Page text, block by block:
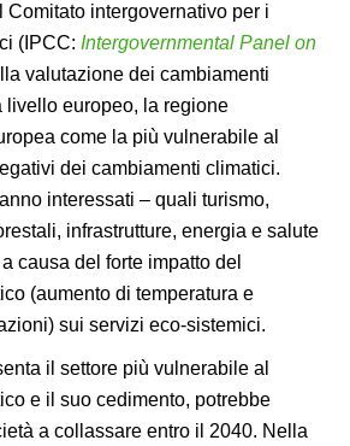
Comitato intergovernativo per i
(IPCC: Intergovernmental Panel on
valutazione dei cambiamenti
europeo, la regione
come la più vulnerabile al
dei cambiamenti climatici.
interessati – quali turismo,
infrastrutture, energia e salute
causa del forte impatto del
(aumento di temperatura e
sui servizi eco-sistemici.
il settore più vulnerabile al
e il suo cedimento, potrebbe
a collassare entro il 2040. Nella